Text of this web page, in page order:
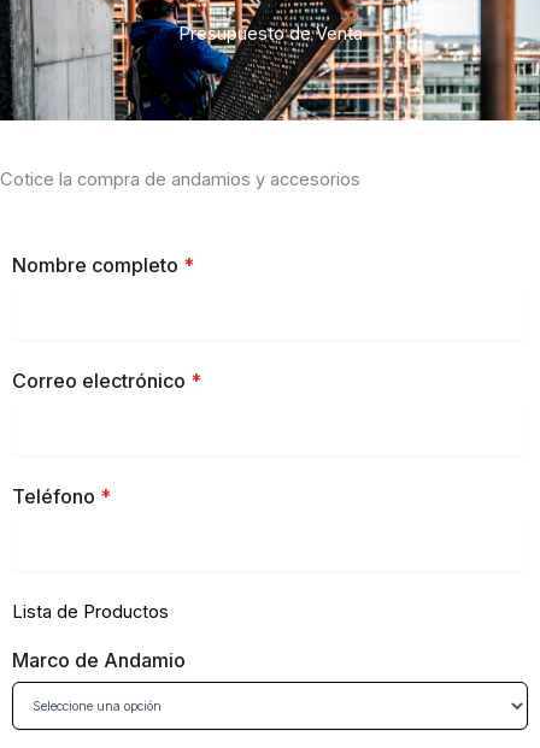
Presupuesto de Venta
Cotice la compra de andamios y accesorios
Nombre completo *
Correo electrónico *
Teléfono *
Lista de Productos
Marco de Andamio